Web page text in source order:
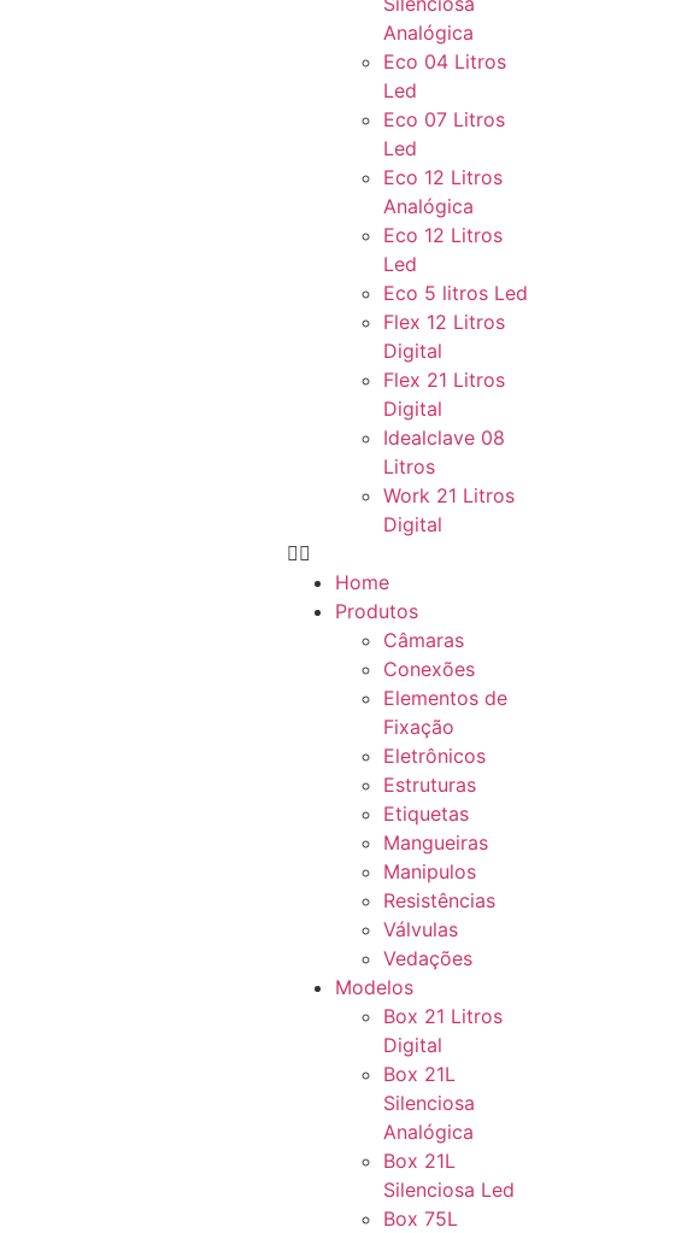
Analógica
Eco 04 Litros
Led
Eco 07 Litros
Led
Eco 12 Litros
Analógica
Eco 12 Litros
Led
Eco 5 litros Led
Flex 12 Litros
Digital
Flex 21 Litros
Digital
Idealclave 08
Litros
Work 21 Litros
Digital
Home
Produtos
Câmaras
Conexões
Elementos de
Fixação
Eletrônicos
Estruturas
Etiquetas
Mangueiras
Manipulos
Resistências
Válvulas
Vedações
Modelos
Box 21 Litros
Digital
Box 21L
Silenciosa
Analógica
Box 21L
Silenciosa Led
Box 75L